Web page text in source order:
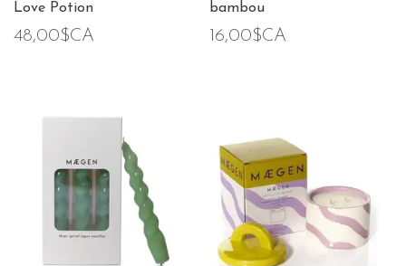
Love Potion
48,00$CA
bambou
16,00$CA